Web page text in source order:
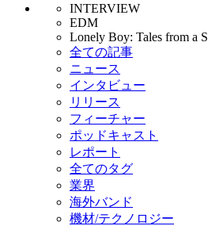
INTERVIEW
EDM
Lonely Boy: Tales from a
全ての記事
ニュース
インタビュー
リリース
フィーチャー
ポッドキャスト
レポート
全てのタグ
業界
海外バンド
機材/テクノロジー